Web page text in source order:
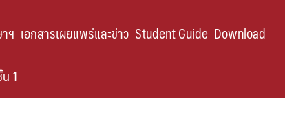
ฯ เอกสารเผยแพร่และข่าว Student Guide Download
1